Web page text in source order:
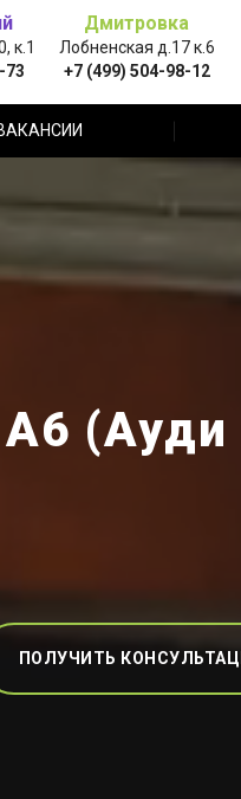
к.1
73
Дмитровка
Лобненская д.17 к.6
+7 (499) 504-98-12
ПОЛУЧИТЬ